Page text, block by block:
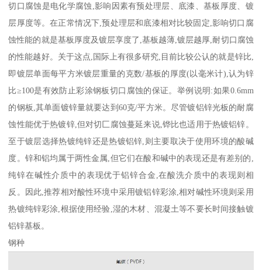
切口腐蚀是电化学腐蚀,影响因素有预处理层、底漆、基板厚度、镀
层厚度等。在正常情况下,预处理层和底漆相对比较固定,影响切口腐
蚀性能的就是基板厚度及镀层享度了,基板越薄,镀层越厚,耐切口腐蚀
的性能越好。关于这点,国际上有很多研究,目前比较公认的就是锌比,
即镀层单面每平方米镀层重量的克数/基板的厚度(以毫米计),认为锌
比≥100是有效防止彩涂钢板切口腐蚀的保证。举例说明:如果0.6mm
的钢板,其单面镀锌量就要达到60克/平方米。尽管镀铝锌光板的耐腐
蚀性能优于热镀锌,但对切匚腐蚀蔓延来说,铧比也适用于热镀铝锌。
至于镀层选择热镀纯锌还是热镀铝锌,则主要取决于使用环境的酸碱
度。锌和铝均属于两性金属,但它们在酸和碱中的表现还是有差别的,
纯锌在碱性介质中的表现优于铝锌合金,在酸洗介质中的表现则相
反。因此,推荐相对酸性环境中采用镀铝锌彩涂,相对碱性环境则采用
热镀纯锌彩涂,根据使用经验,湿的木材、混凝土等不要长时间接触镀
铝锌基板。
钢种